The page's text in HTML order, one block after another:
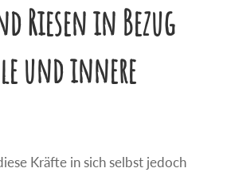
Riesen in Bezug
und innere
Kräfte in sich selbst jedoch